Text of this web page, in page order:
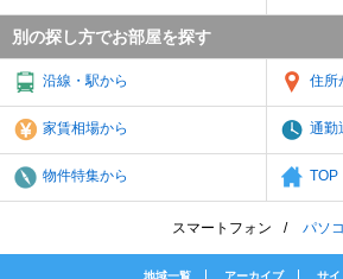
別の探し方でお部屋を探す
沿線・駅から 住所
家賃相場から 通勤
物件特集から TOP
スマートフォン パソ
地域一覧 アーカイブ サイ